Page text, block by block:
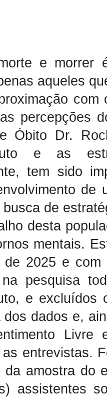
e morrer
aqueles
percepções
Óbito Dr.
e as
tem sido
de
de
desta
mentais.
de 2025 e
pesquisa
e
dados e,
entrevistas.
amostra do
assistentes